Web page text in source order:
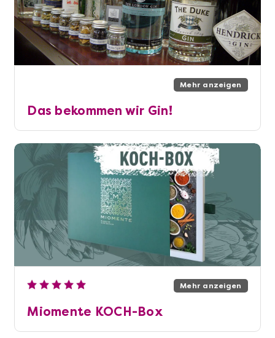
Mehr anzeigen
Das bekommen wir Gin!
Mehr anzeigen
Miomente KOCH-Box